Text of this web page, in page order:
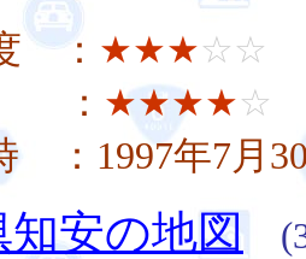
： ★★★☆☆
： ★★★★☆
：1997年7月
知安の地図